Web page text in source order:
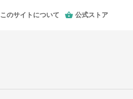
このサイトについて 公式ストア